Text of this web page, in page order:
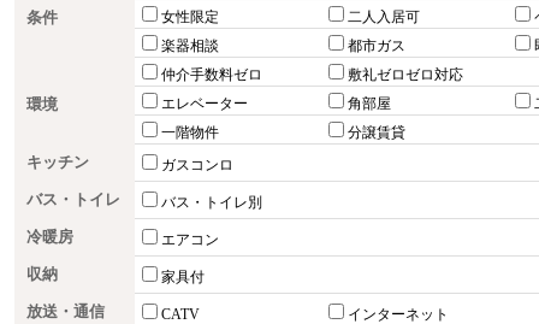
条件 女性限定 二人入居可
楽器相談
都市ガス
仲介手数料ゼロ
敷礼ゼロゼロ対応
環境 エレベーター 角部屋
一階物件
分譲賃貸
キッチン ガスコンロ
バス・トイレ バス・トイレ別
冷暖房 エアコン
収納 家具付
放送・通信 CATV インターネット